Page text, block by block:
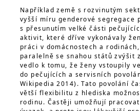
Například země s rozvinutým
vyšší míru genderové segregace
s přesunutím velké části
aktivit, které dříve vykonávaly
práci v domácnostech a
paralelně se snahou států zvýšit
vedlo k tomu, že ženy vstoupily
do pečujících a servisních
Wikipedia 2014). Tato povolání
větší flexibilitu z hlediska
rodinu. Častěji umožňují